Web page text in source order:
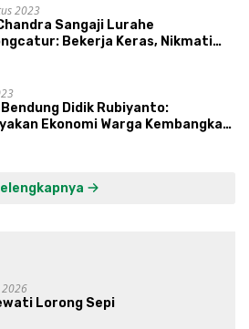
2023
Sangaji Lurahe
Bekerja Keras, Nikmati
Didik Rubiyanto:
Ekonomi Warga Kembangkan
Lorong Sepi